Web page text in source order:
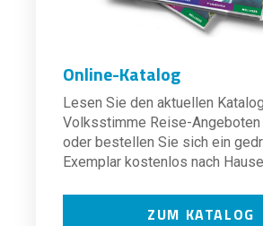
Online-Katalog
Lesen Sie den aktuellen
Volksstimme Reise-
oder bestellen Sie sich ein
Exemplar kostenlos nach
ZUM KATALOG